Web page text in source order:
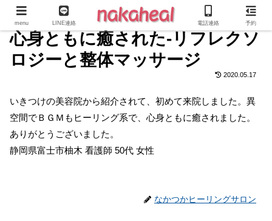
心身ともに癒された-リフレクソ
ロジーと整体マッサージ
2020.05.17
いきつけの美容院から紹介されて、初めて来院しました。異
空間でＢＧＭもヒーリング系で、心身ともに癒されました。
ありがとうございました。
静岡県富士市柚木 看護師 50代 女性
なかつかヒーリングサロン
menu LINE連絡 電話連絡 予約